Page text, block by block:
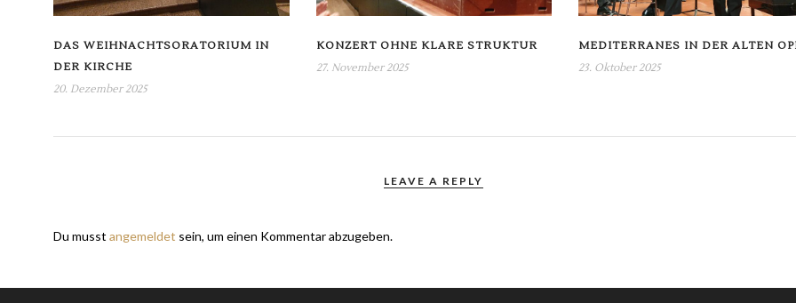
DAS WEIHNACHTSORATORIUM IN
DER KIRCHE
20. Dezember 2025
KONZERT OHNE KLARE STRUKTUR
27. November 2025
MEDITERRANES IN DER ALTEN
23. Oktober 2025
LEAVE A REPLY
Du musst angemeldet sein, um einen Kommentar abzugeben.